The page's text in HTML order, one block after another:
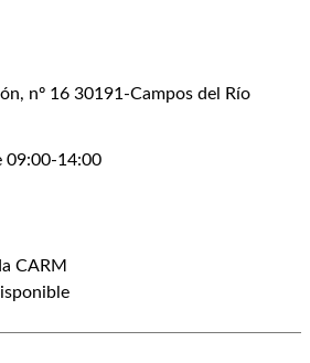
nº 16 30191-Campos del Río
09:00-14:00
CARM